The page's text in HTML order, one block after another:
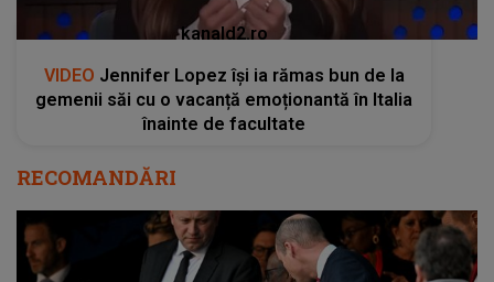
kanald2.ro
VIDEO Jennifer Lopez își ia rămas bun de la
gemenii săi cu o vacanță emoționantă în Italia
înainte de facultate
RECOMANDĂRI